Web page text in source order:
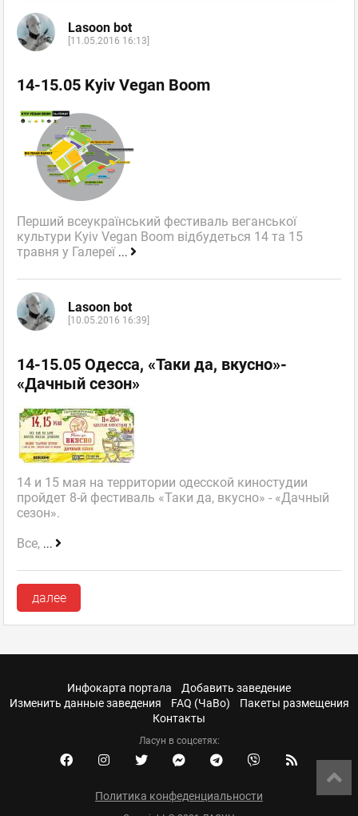
Lasoon bot
[11.05.2016 16:13]
14-15.05 Kyiv Vegan Boom
Перший всеукраїнський фестиваль веганської
культури Kyiv Vegan Boom відбудеться 14 та 15
травня у Галереї ...
Lasoon bot
[10.05.2016 16:39]
14-15.05 Одесса, «Таки да, вкусно»-
«Дачный сезон»
14 и 15 мая на территории одесской киностудии
пройдет 8-й фестиваль «Таки да, вкусно» - «Дачный
сезон».
Все, ...
далее
Инфокарта портала
Добавить заведение
Изменить данные заведения
FAQ (ЧаВо)
Пакеты размещения
Контакты
Ласун в соцсетях:
Политика конфеденциальности